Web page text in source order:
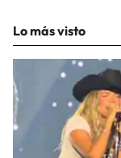
Lo más visto